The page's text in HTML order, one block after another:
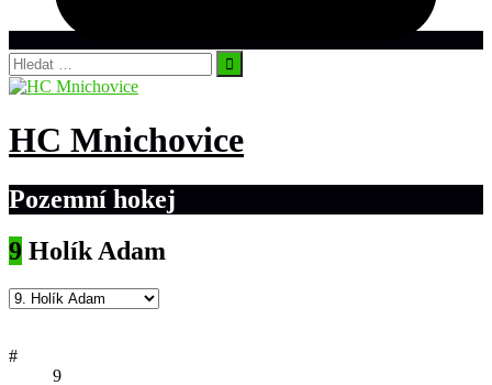
Vyhledávání
HC Mnichovice
Pozemní hokej
9 Holík Adam
#
9